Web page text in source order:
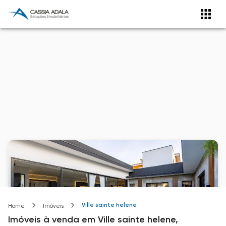
Home Imóveis Ville sainte helene
Imóveis à venda em Ville sainte helene,